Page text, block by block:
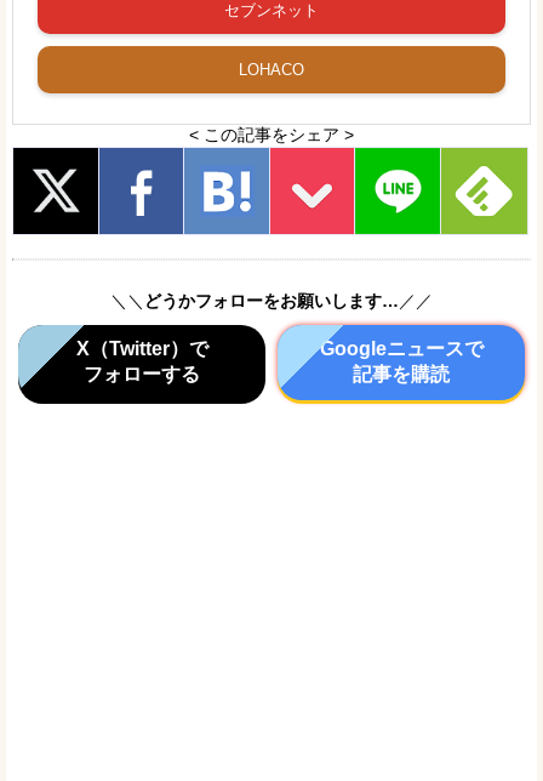
セブンネット
LOHACO
< この記事をシェア >
＼＼ どうかフォローをお願いします… ／／
X（Twitter）で
フォローする
Googleニュースで
記事を購読